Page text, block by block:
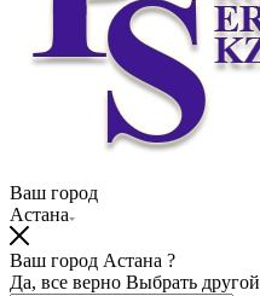
Ваш город
Астана
Ваш город Астана ?
Да, все верно Выбрать другой